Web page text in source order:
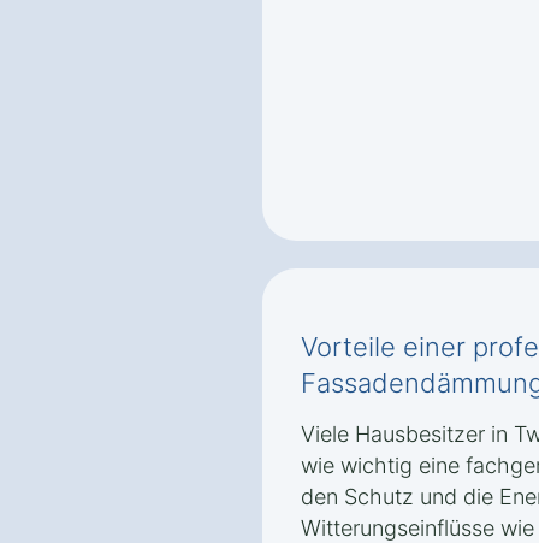
Vorteile einer
Viele Hausbesitzer in
wie wichtig eine
den Schutz und die
Witterungseinflüsse